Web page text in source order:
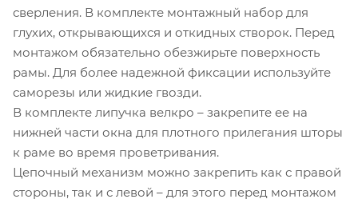
сверления. В комплекте монтажный набор для
глухих, открывающихся и откидных створок. Перед
монтажом обязательно обезжирьте поверхность
рамы. Для более надежной фиксации используйте
саморезы или жидкие гвозди.
В комплекте липучка велкро – закрепите ее на
нижней части окна для плотного прилегания шторы
к раме во время проветривания.
Цепочный механизм можно закрепить как с правой
стороны, так и с левой – для этого перед монтажом